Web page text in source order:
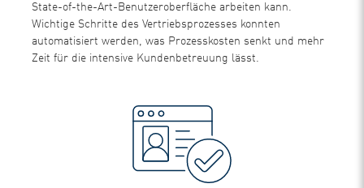
State-of-the-Art-Benutzeroberfläche arbeiten kann.
Wichtige Schritte des Vertriebsprozesses konnten
automatisiert werden, was Prozesskosten senkt und mehr
Zeit für die intensive Kundenbetreuung lässt.